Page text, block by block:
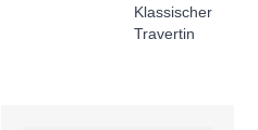
Klassischer
Travertin